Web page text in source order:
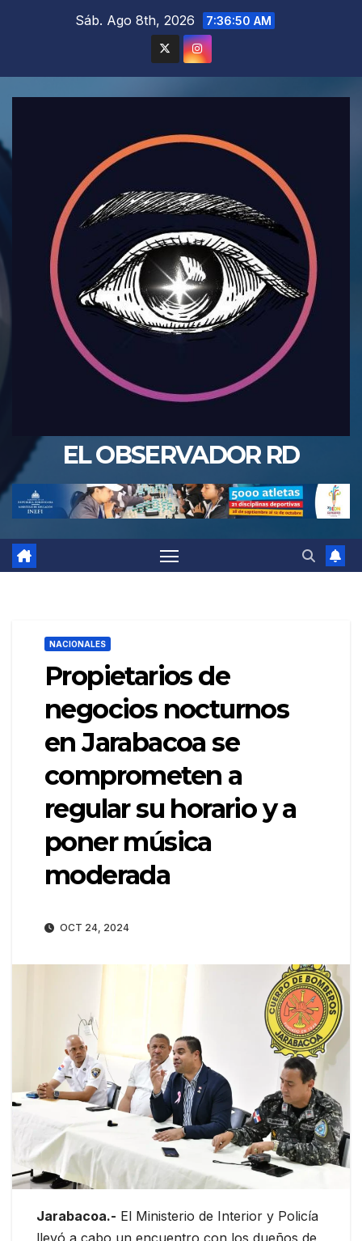
Sáb. Ago 8th, 2026 7:36:52 AM
EL OBSERVADOR RD
NACIONALES
Propietarios de
negocios nocturnos
en Jarabacoa se
comprometen a
regular su horario y a
poner música
moderada
OCT 24, 2024
Jarabacoa.- El Ministerio de Interior y Policía